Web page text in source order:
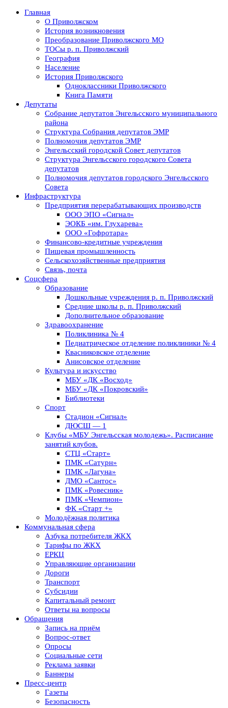
Главная
О Приволжском
История возникновения
Преобразование Приволжского МО
ТОСы р. п. Приволжский
География
Население
История Приволжского
Одноклассники Приволжского
Книга Памяти
Депутаты
Собрание депутатов Энгельсского муниципального
района
Структура Собрания депутатов ЭМР
Полномочия депутатов ЭМР
Энгельсский городской Совет депутатов
Структура Энгельсского городского Совета
депутатов
Полномочия депутатов городского Энгельсского
Совета
Инфраструктура
Предприятия перерабатывающих производств
ООО ЭПО «Сигнал»
ЭОКБ «им. Глухарева»
ООО «Гофротара»
Финансово-кредитные учреждения
Пищевая промышленность
Сельскохозяйственные предприятия
Связь, почта
Соцсфера
Образование
Дошкольные учреждения р. п. Приволжский
Средние школы р. п. Приволжский
Дополнительное образование
Здравоохранение
Поликлиника № 4
Педиатрическое отделение поликлиники № 4
Квасниковское отделение
Анисовское отделение
Культура и искусство
МБУ «ДК «Восход»
МБУ «ДК «Покровский»
Библиотеки
Спорт
Стадион «Сигнал»
ДЮСШ — 1
Клубы «МБУ Энгельсская молодежь». Расписание
занятий клубов.
СТЦ «Старт»
ПМК «Сатурн»
ПМК «Лагуна»
ДМО «Сантос»
ПМК «Ровесник»
ПМК «Чемпион»
ФК «Старт +»
Молодёжная политика
Коммунальная сфера
Азбука потребителя ЖКХ
Тарифы по ЖКХ
ЕРКЦ
Управляющие организации
Дороги
Транспорт
Субсидии
Капитальный ремонт
Ответы на вопросы
Обращения
Запись на приём
Вопрос-ответ
Опросы
Социальные сети
Реклама заявки
Баннеры
Пресс-центр
Газеты
Безопасность